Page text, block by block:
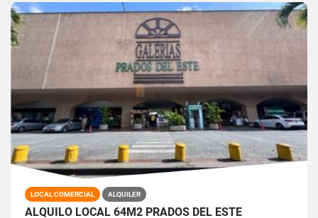
LOCAL COMERCIAL ALQUILER
ALQUILO LOCAL 64M2 PRADOS DEL ESTE